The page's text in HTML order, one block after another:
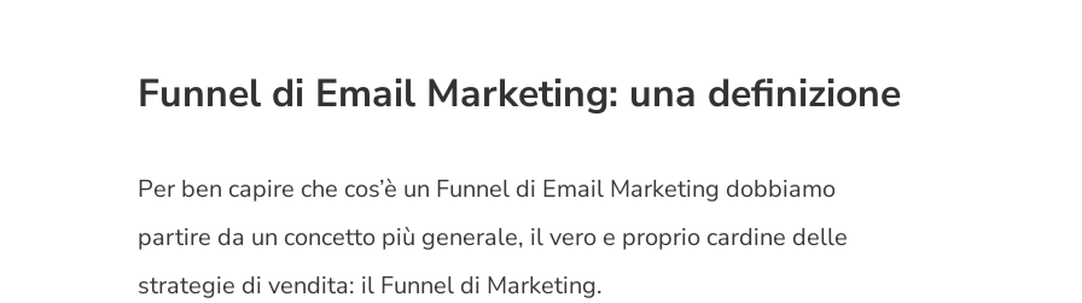
Funnel di Email Marketing: una definizione
Per ben capire che cos’è un Funnel di Email Marketing dobbiamo
partire da un concetto più generale, il vero e proprio cardine delle
strategie di vendita: il Funnel di Marketing.